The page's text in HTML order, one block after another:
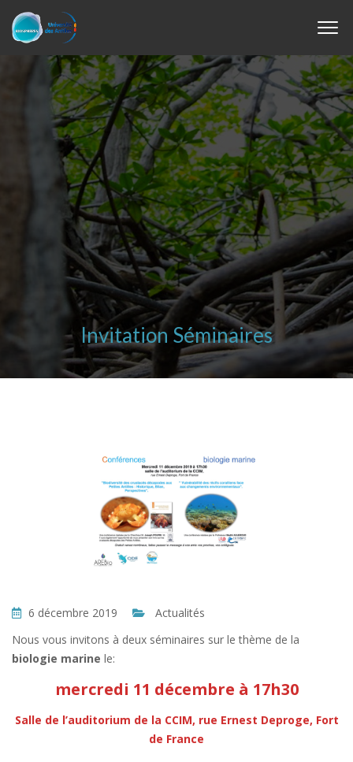
Invitation Séminaires
6 décembre 2019
Actualités
Nous vous invitons à deux séminaires sur le thème de la
biologie marine le:
mercredi 11 décembre à 17h30
Salle de l’auditorium de la CCIM, rue Ernest Deproge, Fort
de France